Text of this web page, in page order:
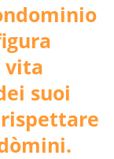
vita
suoi